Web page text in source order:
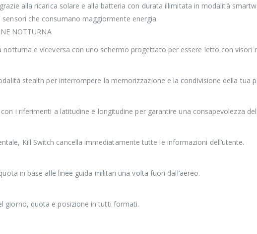
alla ricarica solare e alla batteria con durata illimitata in modalità
che consumano maggiormente energia.
NOTTURNA
notturna e viceversa con uno schermo progettato per essere letto con visori
stealth per interrompere la memorizzazione e la condivisione della tua
i riferimenti a latitudine e longitudine per garantire una consapevolezza
Kill Switch cancella immediatamente tutte le informazioni dell’utente.
in base alle linee guida militari una volta fuori dall’aereo.
giorno, quota e posizione in tutti formati.